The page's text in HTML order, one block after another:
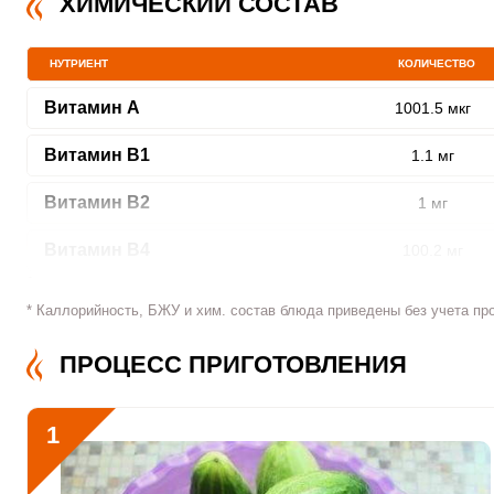
НУТРИЕНТ КОЛИЧЕСТВО
Витамин A 1001.5 мкг
Витамин В1 1.1 мг
Витамин В2 1 мг
Витамин В12 0
Витамин С 355.9 мкг
* Каллорийность, БЖУ и хим. состав блюда приведены без учета
ПРОЦЕСС ПРИГОТОВЛЕНИЯ
1
Сообщить об ошибке